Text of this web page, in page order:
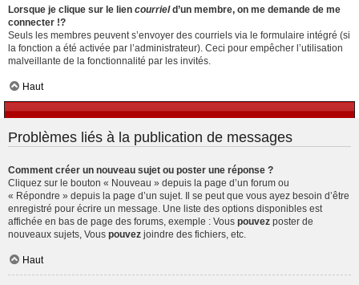
Lorsque je clique sur le lien courrield’un membre, on me demande de me
connecter !?
Seuls les membres peuvent s’envoyer des courriels via le formulaire intégré (si
la fonction a été activée par l’administrateur). Ceci pour empêcher l’utilisation
malveillante de la fonctionnalité par les invités.
Haut
Problèmes liés à la publication de messages
Comment créer un nouveau sujet ou poster une réponse ?
Cliquez sur le bouton « Nouveau » depuis la page d’un forum ou
« Répondre » depuis la page d’un sujet. Il se peut que vous ayez besoin d’être
enregistré pour écrire un message. Une liste des options disponibles est
affichée en bas de page des forums, exemple : Vous pouvez poster de
nouveaux sujets, Vous pouvez joindre des fichiers, etc.
Haut